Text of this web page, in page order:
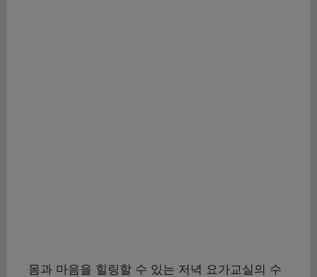
몸과 마음을 힐링할 수 있는 저녁 요가교실의 수